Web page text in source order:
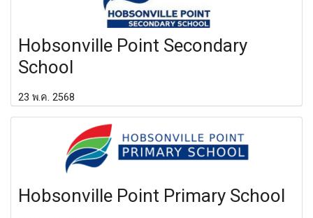
Hobsonville Point Secondary
School
23 พ.ค. 2568
Hobsonville Point Primary School